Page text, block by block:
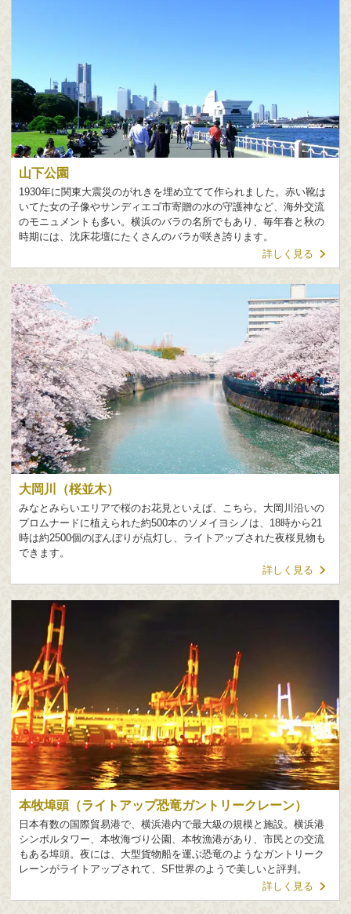
山下公園
1930年に関東大震災のがれきを埋め立てて作られました。赤い靴は
いてた女の子像やサンディエゴ市寄贈の水の守護神など、海外交流
のモニュメントも多い。横浜のバラの名所でもあり、毎年春と秋の
時期には、沈床花壇にたくさんのバラが咲き誇ります。
詳しく見る
大岡川（桜並木）
みなとみらいエリアで桜のお花見といえば、こちら。大岡川沿いの
プロムナードに植えられた約500本のソメイヨシノは、18時から21
時は約2500個のぼんぼりが点灯し、ライトアップされた夜桜見物も
できます。
詳しく見る
本牧埠頭（ライトアップ恐竜ガントリークレーン）
日本有数の国際貿易港で、横浜港内で最大級の規模と施設。横浜港
シンボルタワー、本牧海づり公園、本牧漁港があり、市民との交流
もある埠頭。夜には、大型貨物船を運ぶ恐竜のようなガントリーク
レーンがライトアップされて、SF世界のようで美しいと評判。
詳しく見る